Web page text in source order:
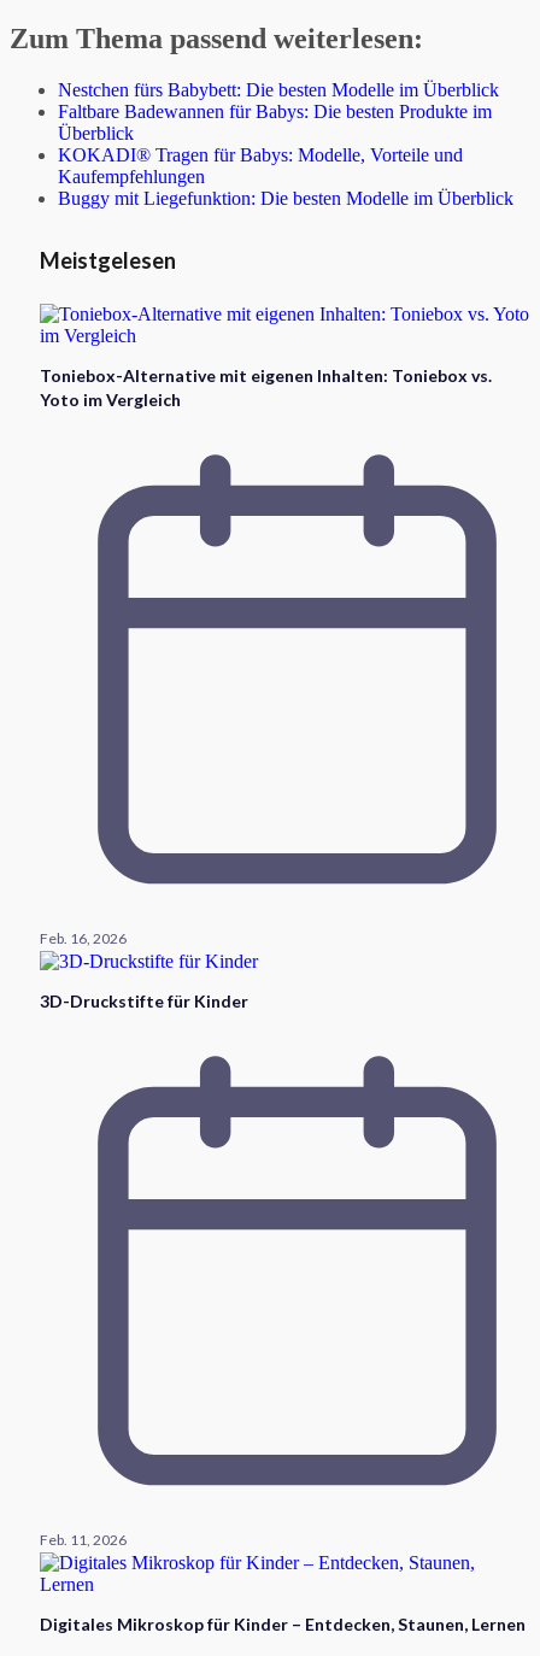
Zum Thema passend weiterlesen:
Nestchen fürs Babybett: Die besten Modelle im Überblick
Faltbare Badewannen für Babys: Die besten Produkte im
Überblick
KOKADI® Tragen für Babys: Modelle, Vorteile und
Kaufempfehlungen
Buggy mit Liegefunktion: Die besten Modelle im Überblick
Meistgelesen
Toniebox-Alternative mit eigenen Inhalten: Toniebox vs.
Yoto im Vergleich
Feb. 16, 2026
3D-Druckstifte für Kinder
Feb. 11, 2026
Digitales Mikroskop für Kinder – Entdecken, Staunen, Lernen